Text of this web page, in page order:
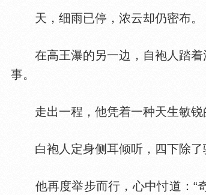
天，细雨已停，浓云却仍密布。
在高王瀑的另一边，自袍人踏着
事。
走出一程，他凭着一种天生敏锐
白袍人定身侧耳倾听，四下除了
他再度举步而行，心中忖道：“奇